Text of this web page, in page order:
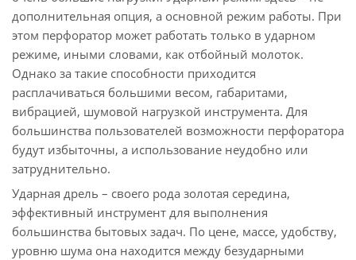
дополнительная опция, а основной режим работы. При
этом перфоратор может работать только в ударном
режиме, иными словами, как отбойный молоток.
Однако за такие способности приходится
расплачиваться большими весом, габаритами,
вибрацией, шумовой нагрузкой инструмента. Для
большинства пользователей возможности перфоратора
будут избыточны, а использование неудобно или
затруднительно.
Ударная дрель – своего рода золотая середина,
эффективный инструмент для выполнения
большинства бытовых задач. По цене, массе, удобству,
уровню шума она находится между безударными